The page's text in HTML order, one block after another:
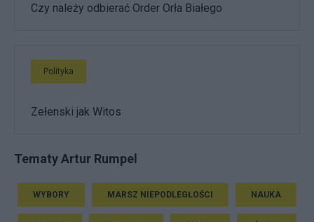
Czy należy odbierać Order Orła Białego
Polityka
Zełenski jak Witos
Tematy Artur Rumpel
WYBORY MARSZ NIEPODLEGŁOŚCI NAUKA